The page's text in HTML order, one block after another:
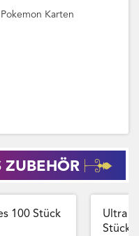
Karten
ZUBEHÖR
100 Stück
Ultra
Stück